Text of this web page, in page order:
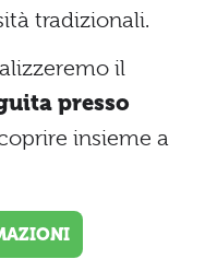
tradizionali.
il
presso
insieme a